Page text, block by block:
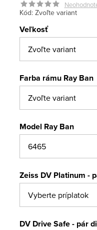
Kód: Zvoľte variant
Veľkosť
Farba rámu Ray Ban
Model Ray Ban
Zeiss DV Platinum -
DV Drive Safe - pár